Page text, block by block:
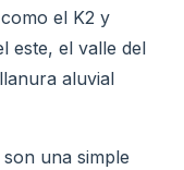
el K2 y
este, el valle del
aluvial
una simple